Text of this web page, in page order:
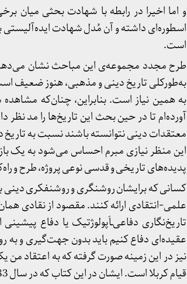
و اما اخیرا در رابطه با شهادت بحثی میان
اسطوره‌ای داشته و آن مُدل شهادت
است.
طرح مجدد مجموعه‌ی این مباحث نشان می‌دهد
به‌طورکلی تاریخ دینی و مذهبی، هنوز ضعیف
به همین نیاز است. بنابراین، چنان‌که
آورده‌ام تا در حین بحث این تاریخ‌ها را مد
معتقدات دینی نتوانسته باشند نسبت به تاریخ
این منظر نیازی مبرم احساس می‌شود به یک
پدیده‌های تاریخی و قدسی نوعی پروژه، طرح و
کسانی که برایشان روشنگری و روشنفکری
علمی-انتقادی ارائه کنند. مقصود از نقادی
تاریخ‌نگاری دفاعی‌ـاَپولوژتیک یا دفاع
عقیده‌ای دفاع کنیم باید بدون جهت‌گیری و به
نیز در این زمینه صورت گرفته که به اعتقاد من